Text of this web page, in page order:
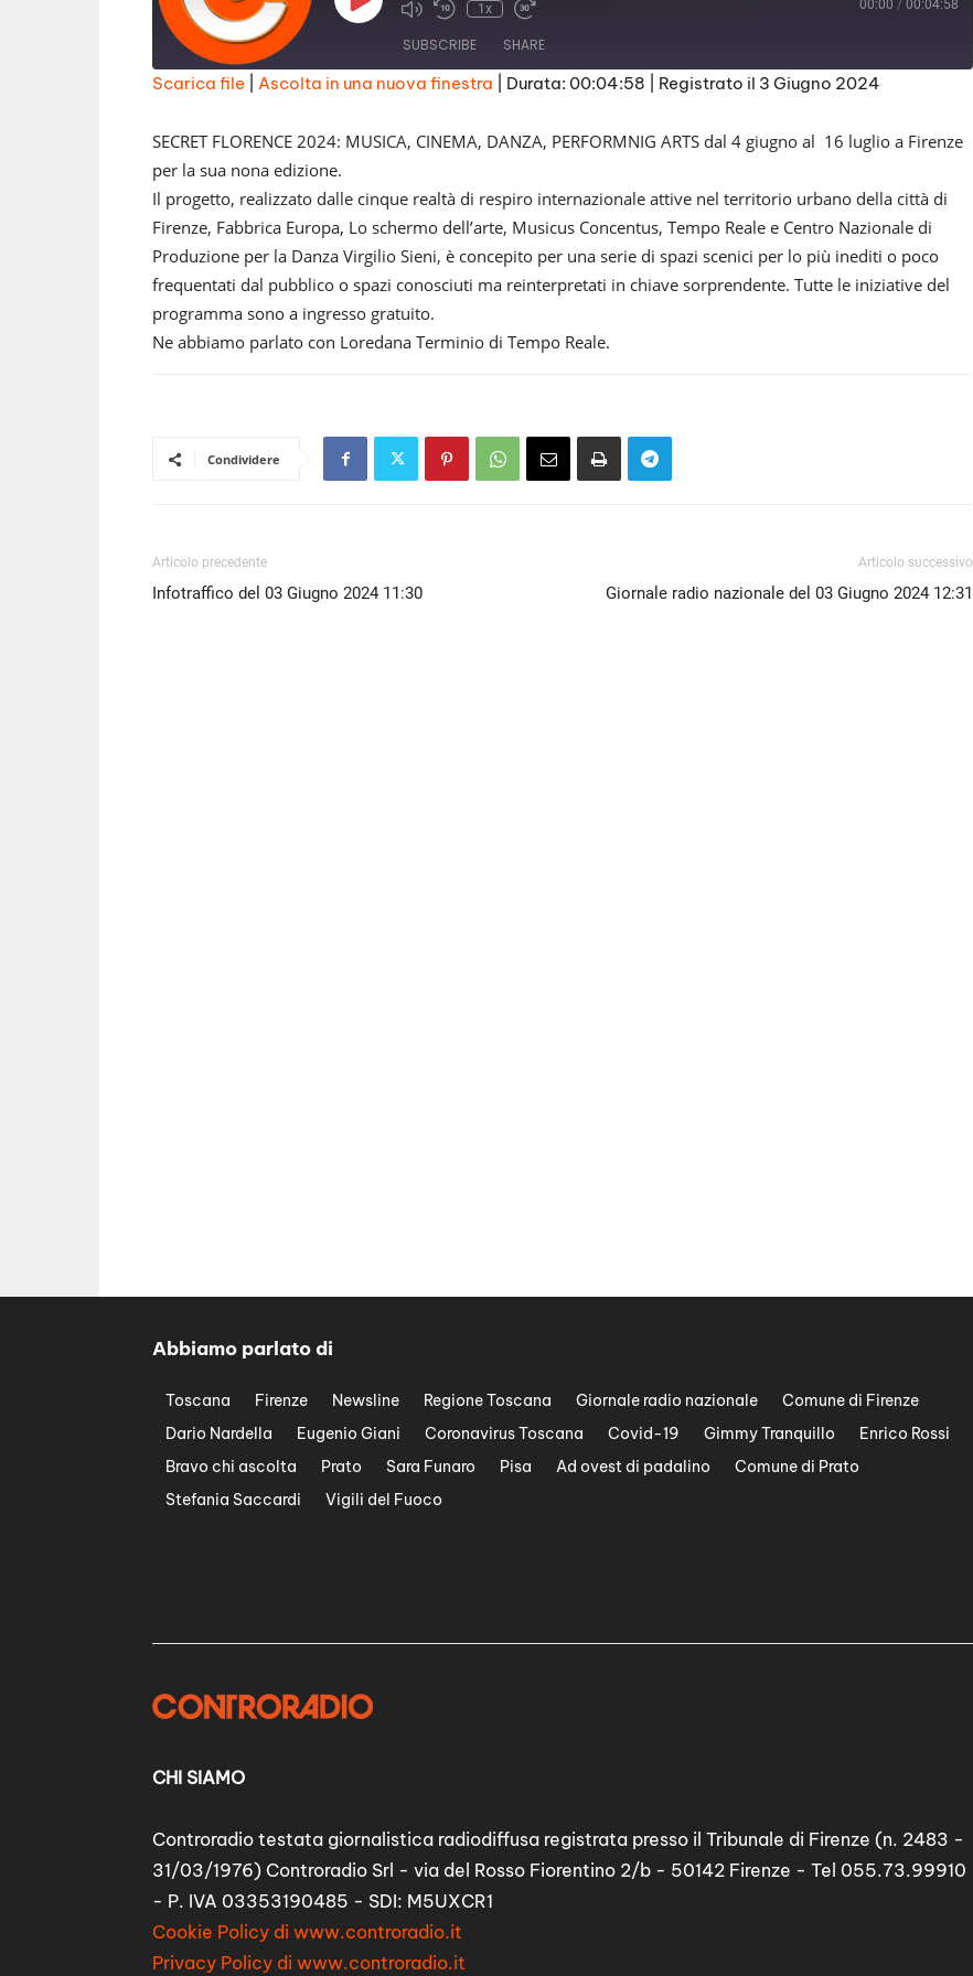
Play
Episode
1x 00:00 / 00:04:58
SUBSCRIBE SHARE
RSS FEED
LINK
EMBED
Scarica file Ascolta in una nuova finestra Durata: 00:04:58 Registrato il 3 Giugno 2024
SECRET FLORENCE 2024: MUSICA, CINEMA, DANZA, PERFORMNIG ARTS dal 4 giugno al 16 luglio a Firenze
per la sua nona edizione.
Il progetto, realizzato dalle cinque realtà di respiro internazionale attive nel territorio urbano della città di
Firenze, Fabbrica Europa, Lo schermo dell’arte, Musicus Concentus, Tempo Reale e Centro Nazionale di
Produzione per la Danza Virgilio Sieni, è concepito per una serie di spazi scenici per lo più inediti o poco
frequentati dal pubblico o spazi conosciuti ma reinterpretati in chiave sorprendente. Tutte le iniziative del
programma sono a ingresso gratuito.
Ne abbiamo parlato con Loredana Terminio di Tempo Reale.
Condividere
Articolo precedente
Infotraffico del 03 Giugno 2024 11:30
Articolo successivo
Giornale radio nazionale del 03 Giugno 2024 12:31
Abbiamo parlato di
Toscana Firenze Newsline Regione Toscana Giornale radio nazionale
Comune di Firenze
Dario Nardella
Eugenio Giani Coronavirus Toscana Covid-19 Gimmy Tranquillo
Enrico Rossi
Bravo chi ascolta
Prato Sara Funaro Pisa Ad ovest di padalino
Comune di Prato
Stefania Saccardi
Vigili del Fuoco
CHI SIAMO
Controradio testata giornalistica radiodiffusa registrata presso il Tribunale di Firenze (n. 2483 -
31/03/1976) Controradio Srl - via del Rosso Fiorentino 2/b - 50142 Firenze - Tel 055.73.99910
- P. IVA 03353190485 - SDI: M5UXCR1
Cookie Policy di www.controradio.it
Privacy Policy di www.controradio.it